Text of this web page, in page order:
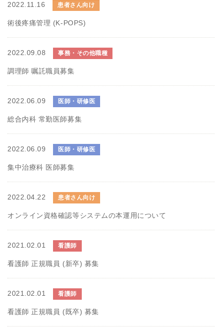
2022.11.16 患者さん向け
術後疼痛管理 (K-POPS)
2022.09.08 事務・その他職種
調理師 嘱託職員募集
2022.06.09 医師・研修医
総合内科 常勤医師募集
2022.06.09 医師・研修医
集中治療科 医師募集
2022.04.22 患者さん向け
オンライン資格確認等システムの本運用について
2021.02.01 看護師
看護師 正規職員 (新卒) 募集
2021.02.01 看護師
看護師 正規職員 (既卒) 募集